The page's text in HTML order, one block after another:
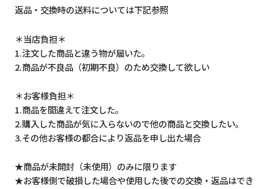
返品・交換時の送料については下記参照
＊当店負担＊
1.注文した商品と違う物が届いた。
2.商品が不良品（初期不良）のため交換して欲しい
＊お客様負担＊
1.商品を間違えて注文した。
2.購入した商品が気に入らないので他の商品と交換したい。
3.その他お客様の都合により返品を申し出た場合
★商品が未開封（未使用）のみに限ります
★お客様側で破損した場合や使用した後での交換・返品はでき